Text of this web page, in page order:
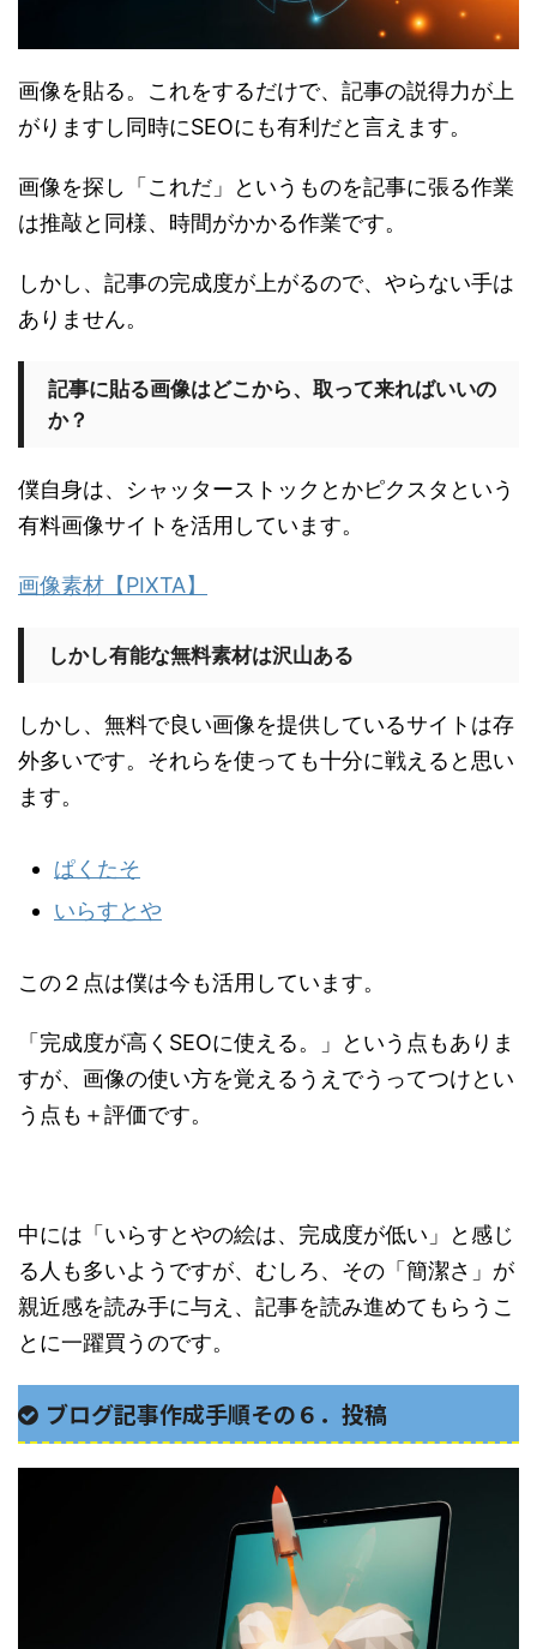
画像を貼る。これをするだけで、記事の説得力が上
がりますし同時にSEOにも有利だと言えます。
画像を探し「これだ」というものを記事に張る作業
は推敲と同様、時間がかかる作業です。
しかし、記事の完成度が上がるので、やらない手は
ありません。
記事に貼る画像はどこから、取って来ればいいの
か？
僕自身は、シャッターストックとかピクスタという
有料画像サイトを活用しています。
画像素材【PIXTA】
しかし有能な無料素材は沢山ある
しかし、無料で良い画像を提供しているサイトは存
外多いです。それらを使っても十分に戦えると思い
ます。
ぱくたそ
いらすとや
この２点は僕は今も活用しています。
「完成度が高くSEOに使える。」という点もありま
すが、画像の使い方を覚えるうえでうってつけとい
う点も＋評価です。
中には「いらすとやの絵は、完成度が低い」と感じ
る人も多いようですが、むしろ、その「簡潔さ」が
親近感を読み手に与え、記事を読み進めてもらうこ
とに一躍買うのです。
ブログ記事作成手順その６．投稿